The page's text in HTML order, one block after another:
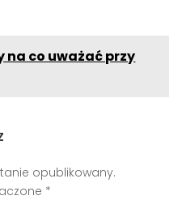
na co uważać przy
opublikowany.
*